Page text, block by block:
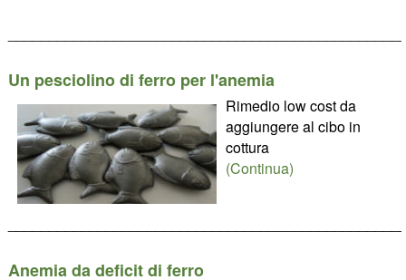
Un pesciolino di ferro per l'anemia
Rimedio low cost da
aggiungere al cibo in
cottura
(Continua)
Anemia da deficit di ferro